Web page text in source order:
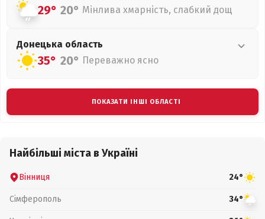
29° 20° Мінлива хмарність, слабкий дощ
Донецька область
35° 20° Переважно ясно
ПОКАЗАТИ ІНШІ ОБЛАСТІ
Найбільші міста в Україні
Вінниця 24°
Сімферополь 34°